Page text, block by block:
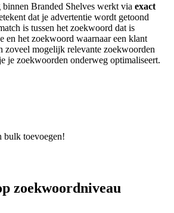
Branded Shelves werkt via exact
dat je advertentie wordt getoond
is tussen het zoekwoord dat is
en het zoekwoord waarnaar een klant
zoveel mogelijk relevante zoekwoorden
je zoekwoorden onderweg optimaliseert.
bulk toevoegen!
zoekwoordniveau